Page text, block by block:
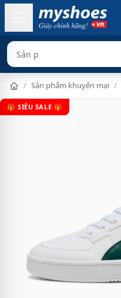
Sản phẩm chính
/ Sản phẩm khuyến mại /
🎁 SIÊU SALE 🎁